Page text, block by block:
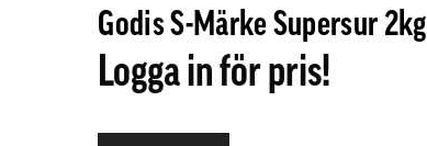
Godis S-Märke Supersur 2kg
Logga in för pris!